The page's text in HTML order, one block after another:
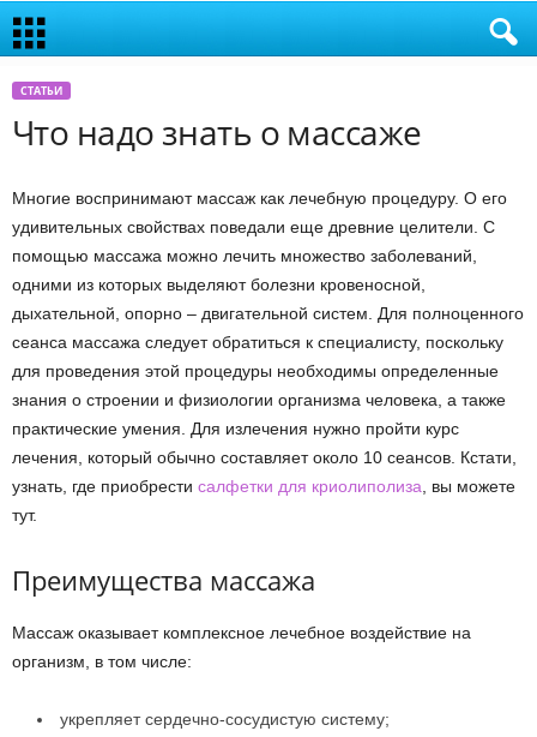
СТАТЬИ
Что надо знать о массаже
Многие воспринимают массаж как лечебную процедуру. О его
удивительных свойствах поведали еще древние целители. С
помощью массажа можно лечить множество заболеваний,
одними из которых выделяют болезни кровеносной,
дыхательной, опорно – двигательной систем. Для полноценного
сеанса массажа следует обратиться к специалисту, поскольку
для проведения этой процедуры необходимы определенные
знания о строении и физиологии организма человека, а также
практические умения. Для излечения нужно пройти курс
лечения, который обычно составляет около 10 сеансов. Кстати,
узнать, где приобрести салфетки для криолиполиза , вы можете
тут.
Преимущества массажа
Массаж оказывает комплексное лечебное воздействие на
организм, в том числе:
укрепляет сердечно-сосудистую систему;